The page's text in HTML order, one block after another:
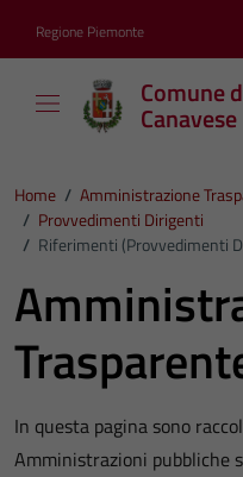
Regione Piemonte
Comune
Canavese
Home / Amministrazione
/ Provvedimenti Dirigenti
/ Riferimenti (Provvedimenti
In questa pagina sono
Amministrazioni pubbliche